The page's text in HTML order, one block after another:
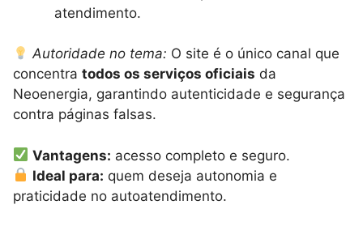
atendimento.
Autoridade no tema: O site é o único canal que
concentra todos os serviços oficiais da
Neoenergia, garantindo autenticidade e segurança
contra páginas falsas.
Vantagens: acesso completo e seguro.
Ideal para: quem deseja autonomia e
praticidade no autoatendimento.